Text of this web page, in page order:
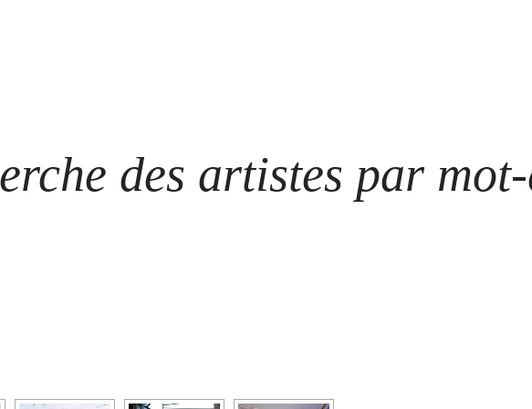
des artistes par